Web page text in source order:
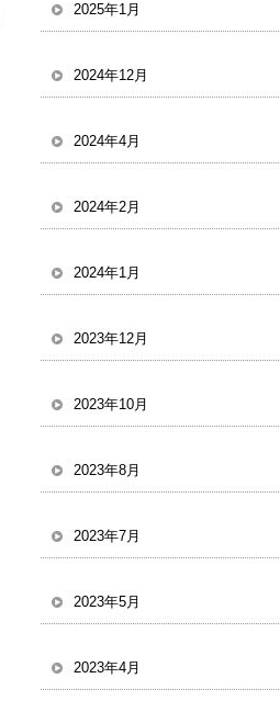
2025年1月
2024年12月
2024年4月
2024年2月
2024年1月
2023年12月
2023年10月
2023年8月
2023年7月
2023年5月
2023年4月